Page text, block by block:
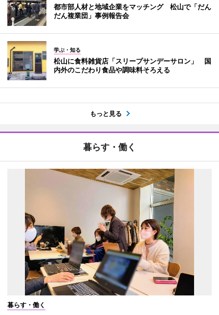
都市部人材と地域企業をマッチング 松山で「だん
だん複業団」事例報告会
学ぶ・知る
松山に食料雑貨店「スリープサンデーサロン」 国
内外のこだわり食品や調味料そろえる
もっと見る
暮らす・働く
暮らす・働く